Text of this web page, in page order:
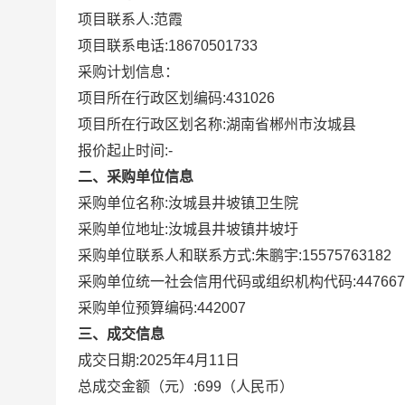
项目联系人:范霞
项目联系电话:18670501733
采购计划信息：
项目所在行政区划编码:431026
项目所在行政区划名称:湖南省郴州市汝城县
报价起止时间:-
二、采购单位信息
采购单位名称:汝城县井坡镇卫生院
采购单位地址:汝城县井坡镇井坡圩
采购单位联系人和联系方式:朱鹏宇:15575763182
采购单位统一社会信用代码或组织机构代码:
采购单位预算编码:442007
三、成交信息
成交日期:2025年4月11日
总成交金额（元）:699 （人民币）